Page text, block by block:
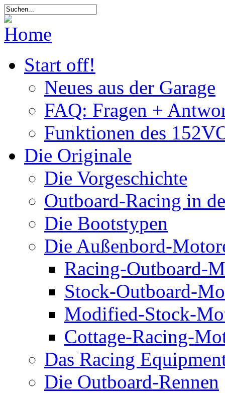
Start off!
Neues aus der Garage
FAQ: Fragen +
Funktionen des
Die Originale
Die Vorgeschichte
Outboard-Racing in
Die Bootstypen
Die Außenbord-
Racing-Outboard-
Stock-Outboard-
Modified-Stock-
Cottage-Racing-
Das Racing
Die Outboard-Rennen